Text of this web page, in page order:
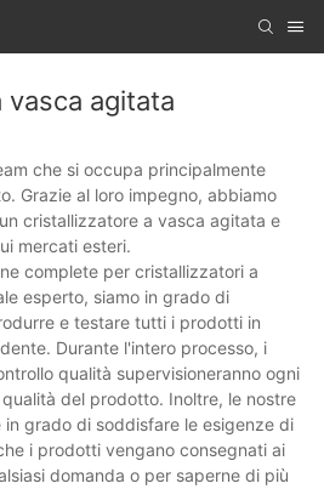
agitata
che si occupa principalmente
Grazie al loro impegno, abbiamo
cristallizzatore a vasca agitata e
mercati esteri.
complete per cristallizzatori a
esperto, siamo in grado di
e testare tutti i prodotti in
Durante l'intero processo, i
qualità supervisioneranno ogni
del prodotto. Inoltre, le nostre
grado di soddisfare le esigenze di
i prodotti vengano consegnati ai
domanda o per saperne di più